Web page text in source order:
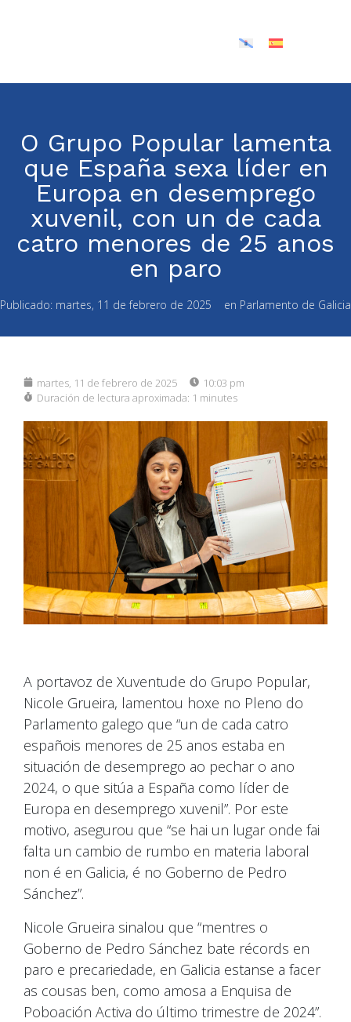
O Grupo Popular lamenta
que España sexa líder en
Europa en desemprego
xuvenil, con un de cada
catro menores de 25 anos
en paro
Publicado: martes, 11 de febrero de 2025 en Parlamento de Galicia
martes, 11 de febrero de 2025
10:03 pm
Duración de lectura aproximada: 1 minutes
A portavoz de Xuventude do Grupo Popular,
Nicole Grueira, lamentou hoxe no Pleno do
Parlamento galego que “un de cada catro
españois menores de 25 anos estaba en
situación de desemprego ao pechar o ano
2024, o que sitúa a España como líder de
Europa en desemprego xuvenil”. Por este
motivo, asegurou que “se hai un lugar onde fai
falta un cambio de rumbo en materia laboral
non é en Galicia, é no Goberno de Pedro
Sánchez”.
Nicole Grueira sinalou que “mentres o
Goberno de Pedro Sánchez bate récords en
paro e precariedade, en Galicia estanse a facer
as cousas ben, como amosa a Enquisa de
Poboación Activa do último trimestre de 2024”.